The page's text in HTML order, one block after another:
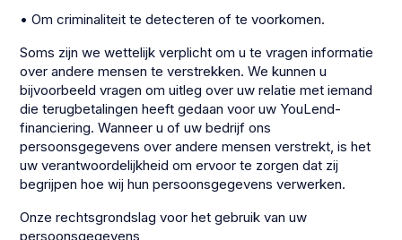
• Om criminaliteit te detecteren of te voorkomen.
Soms zijn we wettelijk verplicht om u te vragen informatie
over andere mensen te verstrekken. We kunnen u
bijvoorbeeld vragen om uitleg over uw relatie met iemand
die terugbetalingen heeft gedaan voor uw YouLend-
financiering. Wanneer u of uw bedrijf ons
persoonsgegevens over andere mensen verstrekt, is het
uw verantwoordelijkheid om ervoor te zorgen dat zij
begrijpen hoe wij hun persoonsgegevens verwerken.
Onze rechtsgrondslag voor het gebruik van uw
persoonsgegevens